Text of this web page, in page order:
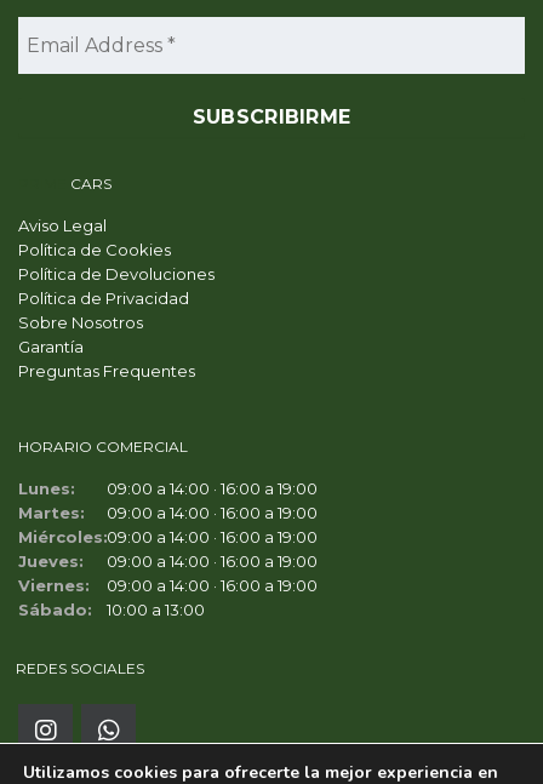
CARS
Aviso Legal
Política de Cookies
Política de Devoluciones
Política de Privacidad
Sobre Nosotros
Garantía
Preguntas Frequentes
HORARIO COMERCIAL
Lunes:
09:00 a 14:00 · 16:00 a 19:00
Martes:
09:00 a 14:00 · 16:00 a 19:00
Miércoles:09:00 a 14:00 · 16:00 a 19:00
Jueves:
09:00 a 14:00 · 16:00 a 19:00
Viernes:
09:00 a 14:00 · 16:00 a 19:00
Sábado:
10:00 a 13:00
REDES SOCIALES
Utilizamos cookies para ofrecerte la mejor experiencia en